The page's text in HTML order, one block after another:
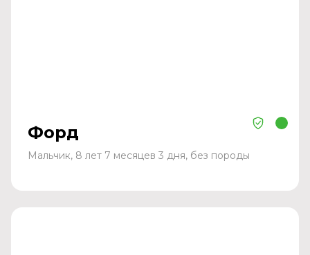
Форд
Мальчик, 8 лет 7 месяцев 3 дня, без породы